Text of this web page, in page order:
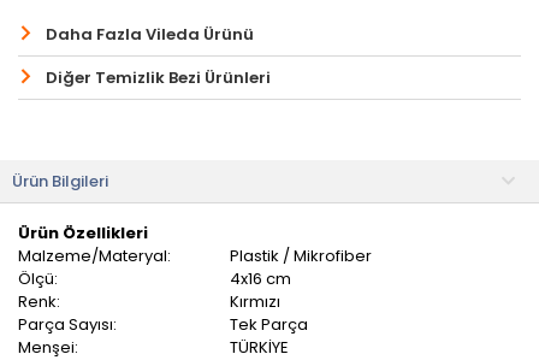
Daha Fazla Vileda Ürünü
Diğer Temizlik Bezi Ürünleri
Ürün Bilgileri
Ürün Özellikleri
Malzeme/Materyal:
Plastik / Mikrofiber
Ölçü:
4x16 cm
Renk:
Kırmızı
Parça Sayısı:
Tek Parça
Menşei:
TÜRKİYE